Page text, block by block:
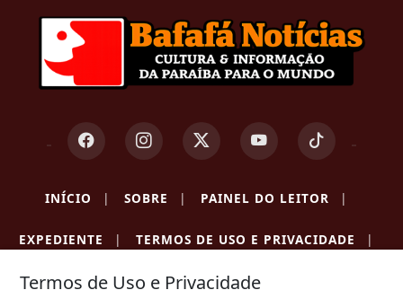
INÍCIO | SOBRE | PAINEL DO LEITOR |
EXPEDIENTE | TERMOS DE USO E PRIVACIDADE |
FAQ | CONTATO
Termos de Uso e Privacidade